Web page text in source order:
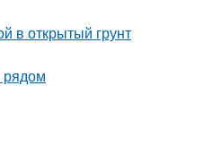
в открытый грунт
рядом